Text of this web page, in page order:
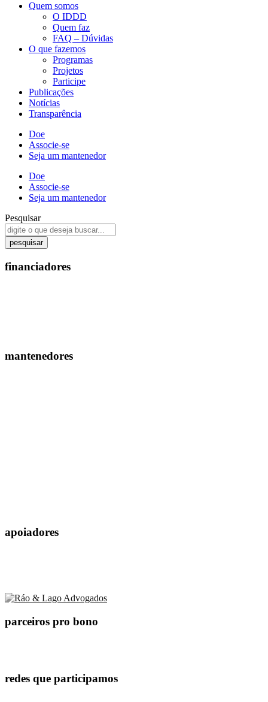
Quem somos
O IDDD
Quem faz
FAQ – Dúvidas
O que fazemos
Programas
Projetos
Participe
Publicações
Notícias
Transparência
Doe
Associe-se
Seja um mantenedor
Doe
Associe-se
Seja um mantenedor
Pesquisar
pesquisar
financiadores
mantenedores
apoiadores
parceiros pro bono
redes que participamos